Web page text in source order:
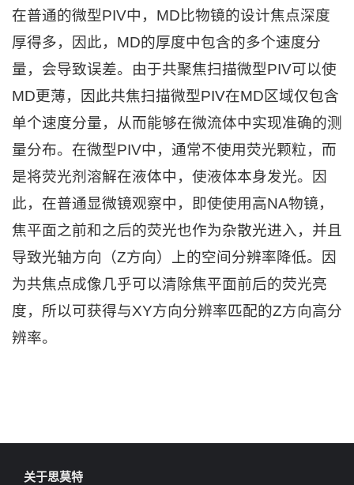
在普通的微型PIV中，MD比物镜的设计焦点深度
厚得多，因此，MD的厚度中包含的多个速度分
量，会导致误差。由于共聚焦扫描微型PIV可以使
MD更薄，因此共焦扫描微型PIV在MD区域仅包含
单个速度分量，从而能够在微流体中实现准确的测
量分布。在微型PIV中，通常不使用荧光颗粒，而
是将荧光剂溶解在液体中，使液体本身发光。因
此，在普通显微镜观察中，即使使用高NA物镜，
焦平面之前和之后的荧光也作为杂散光进入，并且
导致光轴方向（Z方向）上的空间分辨率降低。因
为共焦点成像几乎可以清除焦平面前后的荧光亮
度，所以可获得与XY方向分辨率匹配的Z方向高分
辨率。
关于思莫特